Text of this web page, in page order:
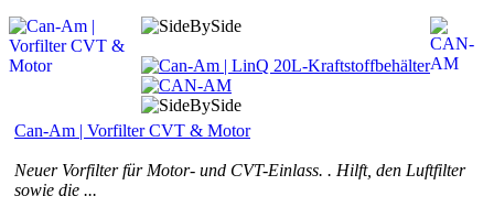
Can-Am | Vorfilter CVT & Motor
Neuer Vorfilter für Motor- und CVT-Einlass. . Hilft, den Luftfilter
sowie die ...